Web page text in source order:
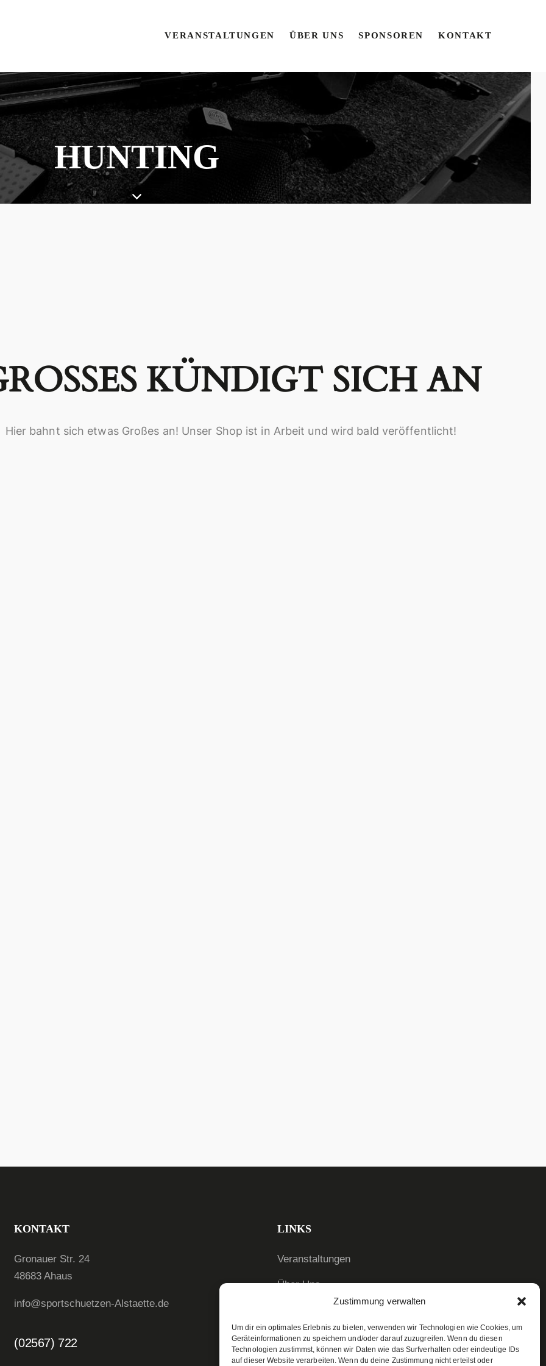
Zustimmung verwalten
Um dir ein optimales Erlebnis zu bieten, verwenden wir Technologien wie Cookies, um
Geräteinformationen zu speichern und/oder darauf zuzugreifen. Wenn du diesen
Technologien zustimmst, können wir Daten wie das Surfverhalten oder eindeutige IDs
auf dieser Website verarbeiten. Wenn du deine Zustimmung nicht erteilst oder
VERANSTALTUNGEN ÜBER UNS SPONSOREN KONTAKT
HUNTING
KÜNDIGT SICH AN
Hier bahnt sich etwas Großes an! Unser Shop ist in Arbeit und wird bald veröffentlicht!
KONTAKT
Gronauer Str. 24
48683 Ahaus
info@sportschuetzen-Alstaette.de
(02567) 722
LINKS
Veranstaltungen
Über Uns
WSB-Liga
Kontakt